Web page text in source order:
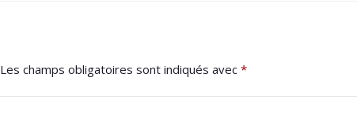
Les champs obligatoires sont indiqués avec *